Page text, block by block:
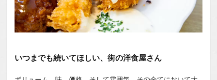
いつまでも続いてほしい、街の洋食屋さん